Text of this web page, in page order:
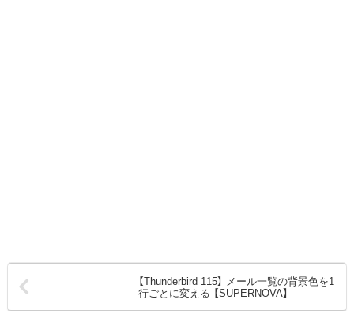
【Thunderbird 115】 メール一覧の背景色を1
行ごとに変える 【SUPERNOVA】